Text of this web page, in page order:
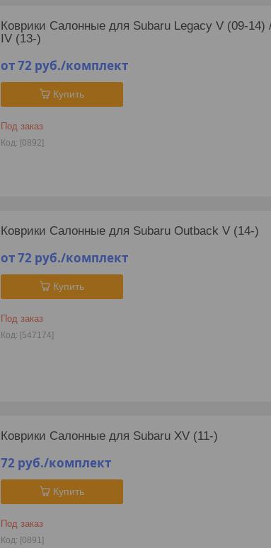
Коврики Салонные для Subaru Legacy V (09-
IV (13-)
от 72 руб./комплект
Купить
Под заказ
[0892]
Коврики Салонные для Subaru Outback V (14-)
от 72 руб./комплект
Купить
Под заказ
[547174]
Коврики Салонные для Subaru XV (11-)
72 руб./комплект
Купить
Под заказ
[0891]